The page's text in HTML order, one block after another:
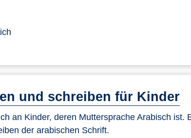
und schreiben für Kinder
an Kinder, deren Muttersprache Arabisch
der arabischen Schrift.